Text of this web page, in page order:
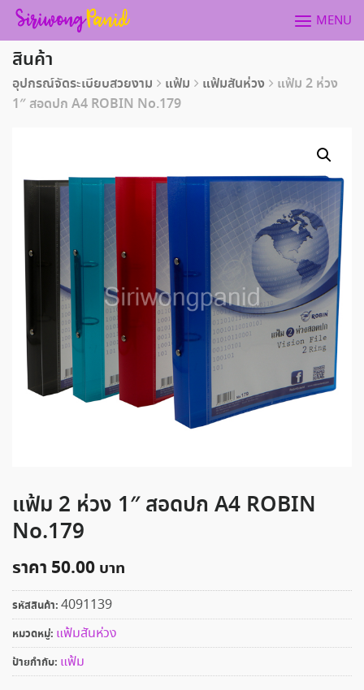
Skip
content
MENU
สินค้า
อุปกรณ์จัดระเบียบสวยงาม แฟ้ม แฟ้มสันห่วง
แฟ้ม 2 ห่วง
1″ สอดปก A4 ROBIN No.179
แฟ้ม 2 ห่วง 1″ สอดปก A4 ROBIN
No.179
ราคา 50.00
รหัสสินค้า: 4091139
หมวดหมู่: แฟ้มสันห่วง
ป้ายกำกับ: แฟ้ม